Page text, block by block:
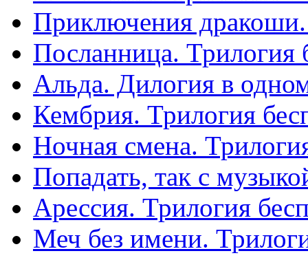
Приключения дракоши.
Посланница. Трилогия
Альда. Дилогия в
Кембрия. Трилогия
Ночная смена.
Попадать, так с
Арессия. Трилогия
Меч без имени.